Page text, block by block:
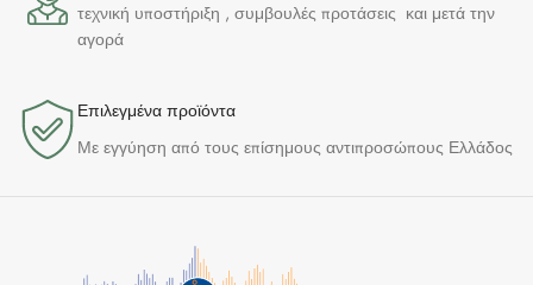
τεχνική υποστήριξη , συμβουλές προτάσεις και μετά την
αγορά
Επιλεγμένα προϊόντα​
Με εγγύηση από τους επίσημους αντιπροσώπους Ελλάδος